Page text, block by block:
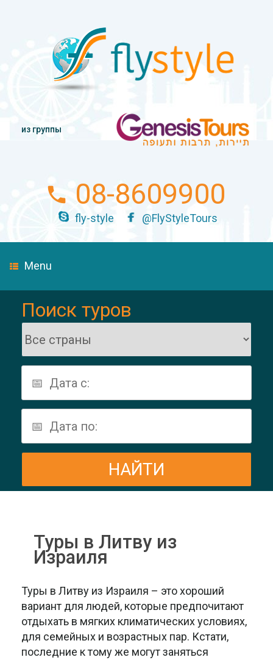
из группы
08-8609900
fly-style @FlyStyleTours
Menu
Поиск туров
Туры в Литву из
Израиля
Туры в Литву из Израиля – это хороший
вариант для людей, которые предпочитают
отдыхать в мягких климатических условиях,
для семейных и возрастных пар. Кстати,
последние к тому же могут заняться